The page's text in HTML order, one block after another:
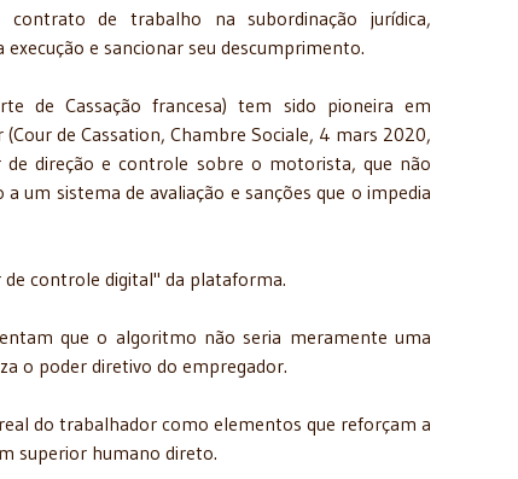
de trabalho na subordinação jurídica,
e sancionar seu descumprimento.
de Cassação francesa) tem sido pioneira em
de Cassation, Chambre Sociale, 4 mars 2020,
direção e controle sobre o motorista, que não
um sistema de avaliação e sanções que o impedia
de controle digital" da plataforma.
que o algoritmo não seria meramente uma
o poder diretivo do empregador.
do trabalhador como elementos que reforçam a
superior humano direto.